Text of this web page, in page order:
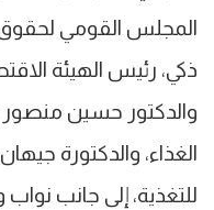
المجلس القومي
ذكي، رئيس الهيئة
والدكتور حسين منصور
الغذاء، والدكتورة
للتغذية، إلى جانب نواب